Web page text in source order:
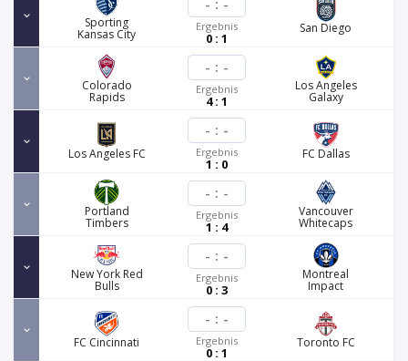
Sporting
Kansas City
- : -
Ergebnis
0 : 1
San Diego
Colorado
Rapids
- : -
Ergebnis
4 : 1
Los Angeles
Galaxy
Los Angeles FC
- : -
Ergebnis
1 : 0
FC Dallas
Portland
Timbers
- : -
Ergebnis
1 : 4
Vancouver
Whitecaps
New York Red
Bulls
- : -
Ergebnis
0 : 3
Montreal
Impact
FC Cincinnati
- : -
Ergebnis
0 : 1
Toronto FC